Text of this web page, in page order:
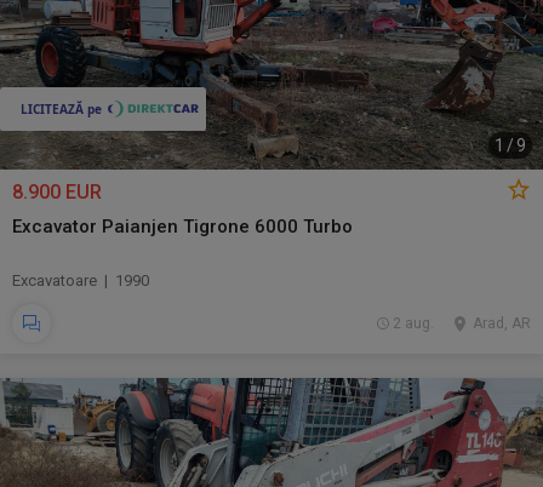
1 /9
8.900 EUR
Excavator Paianjen Tigrone 6000 Turbo
Excavatoare | 1990
Arad, AR
2 aug.